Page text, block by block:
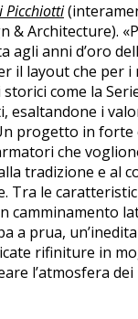
Picchiotti
& Architecture).
agli anni d’oro
il layout che per i
come la
esaltandone i
progetto in
che
tradizione e al
Tra le
camminamento
a prua,
rifiniture in
l’atmosfera